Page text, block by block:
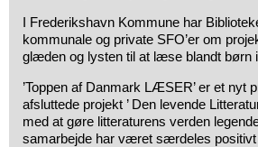
I Frederikshavn Kommune har
kommunale og private SFO’er om
glæden og lysten til at læse blandt børn
’Toppen af Danmark LÆSER’ er et nyt
afsluttede projekt ’ Den levende
med at gøre litteraturens verden
samarbejde har været særdeles positivt